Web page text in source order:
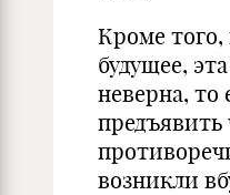
Кроме того,
будущее,
неверна, то
возникли